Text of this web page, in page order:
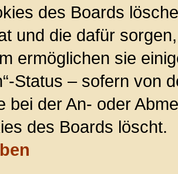
des Boards
und die dafür
ermöglichen sie
Status – sofern von
bei der An- oder
des Boards löscht.